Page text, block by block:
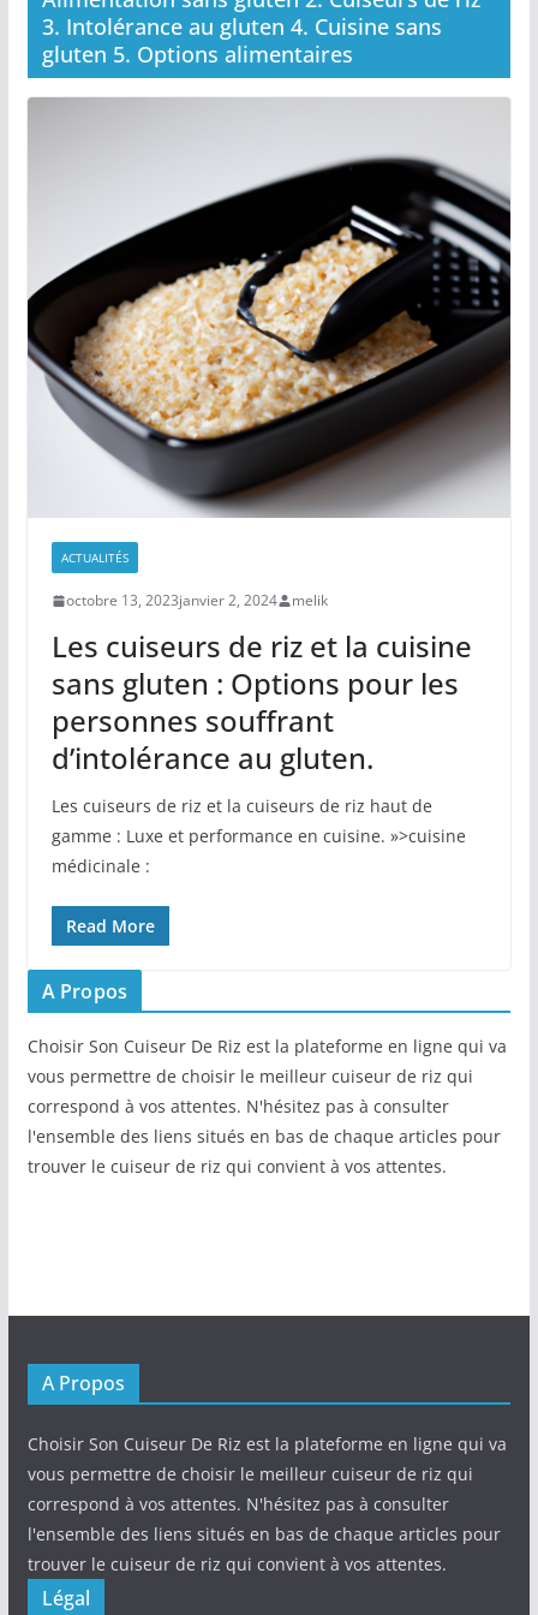
3. Intolérance au gluten 4. Cuisine sans
gluten 5. Options alimentaires
ACTUALITÉS
octobre 13, 2023janvier 2, 2024 melik
Les cuiseurs de riz et la cuisine
sans gluten : Options pour les
personnes souffrant
d’intolérance au gluten.
Les cuiseurs de riz et la cuiseurs de riz haut de
gamme : Luxe et performance en cuisine. »>cuisine
médicinale :
Read More
A Propos
Choisir Son Cuiseur De Riz est la plateforme en ligne qui va
vous permettre de choisir le meilleur cuiseur de riz qui
correspond à vos attentes. N'hésitez pas à consulter
l'ensemble des liens situés en bas de chaque articles pour
trouver le cuiseur de riz qui convient à vos attentes.
A Propos
Choisir Son Cuiseur De Riz est la plateforme en ligne qui va
vous permettre de choisir le meilleur cuiseur de riz qui
correspond à vos attentes. N'hésitez pas à consulter
l'ensemble des liens situés en bas de chaque articles pour
trouver le cuiseur de riz qui convient à vos attentes.
Légal